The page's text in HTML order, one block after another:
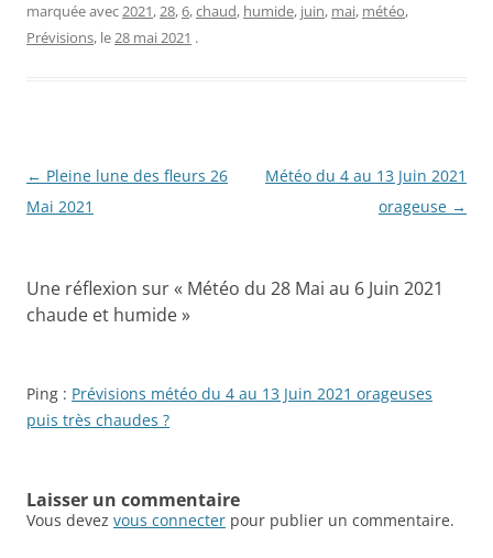
marquée avec2021,28,6,chaud, humide, juin, mai, météo,
Prévisions, le28 mai 2021 .
Navigation
des
← Pleine lune des fleurs 26
Mai 2021
Météo du 4 au 13 Juin 2021
orageuse →
Une réflexion sur « Météo du 28 Mai au 6 Juin 2021
chaude et humide»
Ping : Prévisions météo du 4 au 13 Juin 2021 orageuses
puis très chaudes ?
Laisser un commentaire
Vous devez vous connecter pour publier un commentaire.